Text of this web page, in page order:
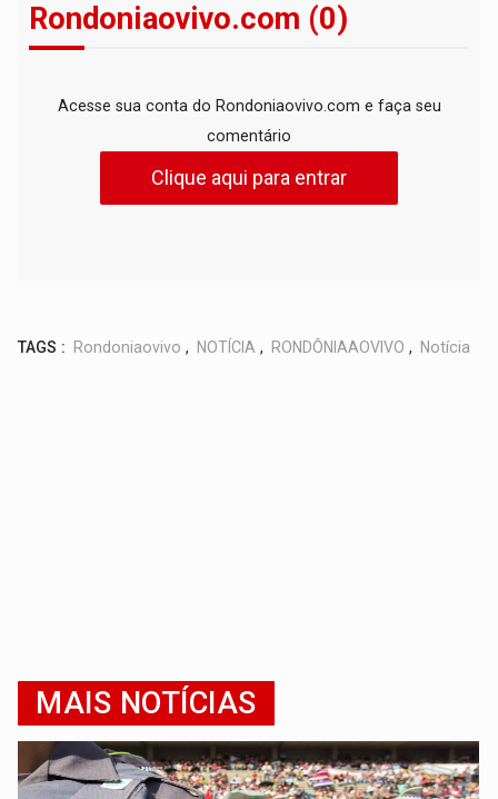
Rondoniaovivo.com (0)
Acesse sua conta do Rondoniaovivo.com e faça seu
comentário
Clique aqui para entrar
TAGS : Rondoniaovivo , NOTÍCIA , RONDÔNIAAOVIVO , Notícia
MAIS NOTÍCIAS